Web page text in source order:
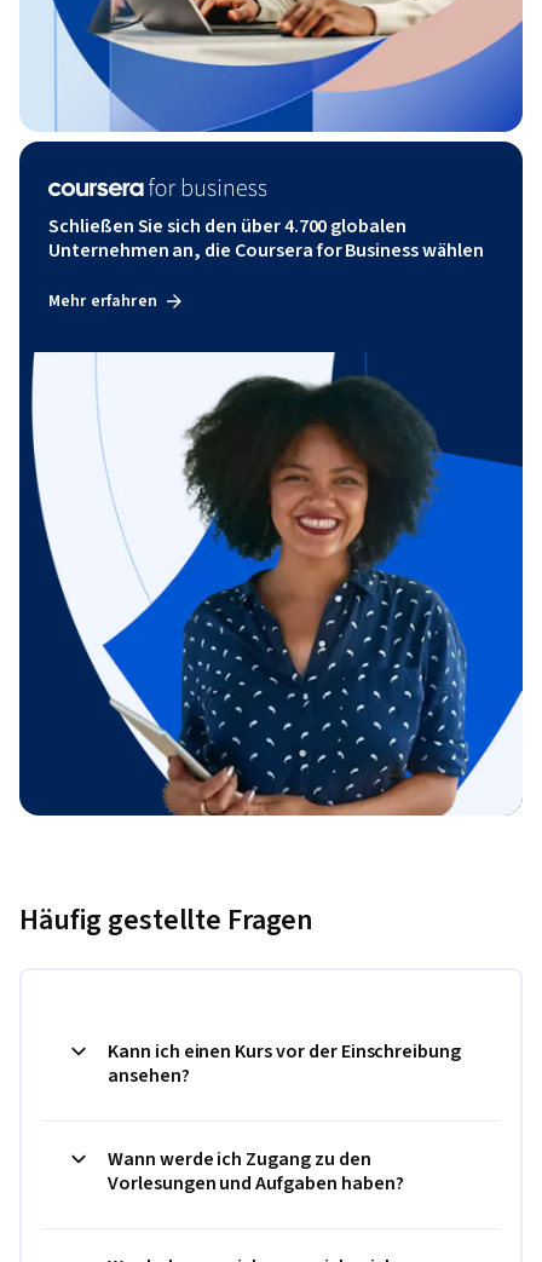
Schließen Sie sich den über 4.700 globalen
Unternehmen an, die Coursera for Business wählen
Mehr erfahren
Häufig gestellte Fragen
Kann ich einen Kurs vor der Einschreibung
ansehen?
Wann werde ich Zugang zu den
Vorlesungen und Aufgaben haben?